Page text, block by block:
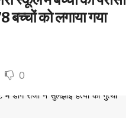
बच्चों को लगाया गया
0